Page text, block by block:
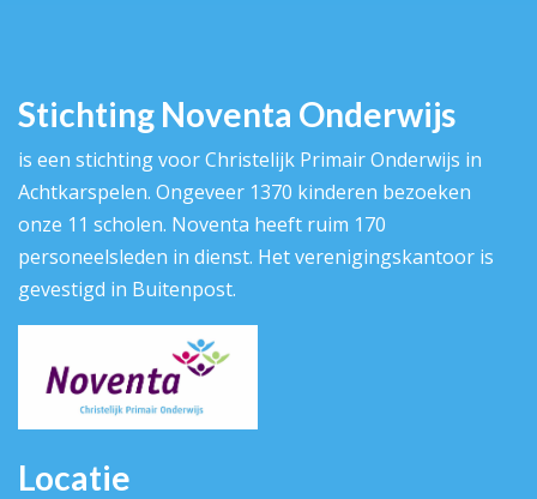
Stichting Noventa Onderwijs
is een stichting voor Christelijk Primair Onderwijs in
Achtkarspelen. Ongeveer 1370 kinderen bezoeken
onze 11 scholen. Noventa heeft ruim 170
personeelsleden in dienst. Het verenigingskantoor is
gevestigd in Buitenpost.
Locatie